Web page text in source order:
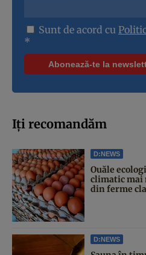
Sunt de acord cu
*
Iți recomandăm
D:NEWS
Ouăle
climatic mai
din ferme
D:NEWS